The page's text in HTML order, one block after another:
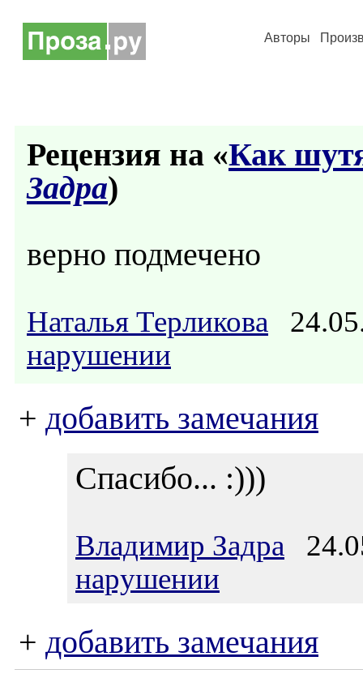
Авторы
Рецензия на «Как
Задра)
верно подмечено
Наталья Терликова
нарушении
+ добавить замечания
Спасибо... :)))
Владимир Задра
нарушении
+ добавить замечания